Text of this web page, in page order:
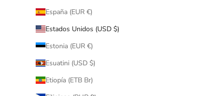
España (EUR €)
Estados Unidos (USD $)
Estonia (EUR €)
Esuatini (USD $)
Etiopía (ETB Br)